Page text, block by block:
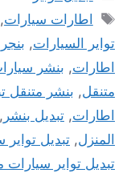
الوسوم
اطارات سيارات,
تواير السيارات,
اطارات, بنشر
متنقل, بنشر متنقل
اطارات, تبديل بنشر ,
المنزل, تبديل تواير
تبديل تواير سيارات